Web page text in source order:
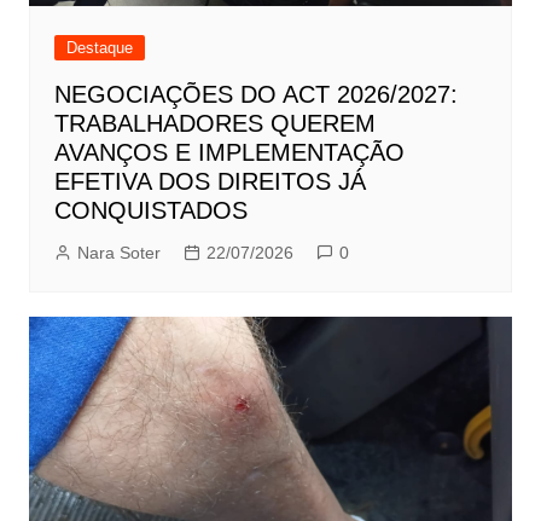
Destaque
NEGOCIAÇÕES DO ACT 2026/2027:
TRABALHADORES QUEREM
AVANÇOS E IMPLEMENTAÇÃO
EFETIVA DOS DIREITOS JÁ
CONQUISTADOS
Nara Soter 22/07/2026 0